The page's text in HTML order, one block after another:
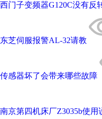
西门子变频器G120C没有反
东芝伺服报警AL-32请教
传感器坏了会带来哪些故障
南京第四机床厂Z3035b使用